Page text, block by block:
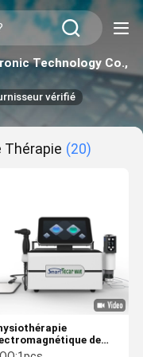
Technology Co.,
vérifié
Thérapie (20)
de
de la machine